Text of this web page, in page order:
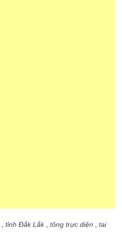
,tỉnh Đắk Lắk,tông trực diện ,tai